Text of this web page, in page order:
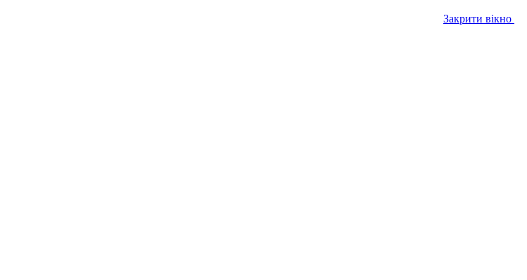
Закрити вікно